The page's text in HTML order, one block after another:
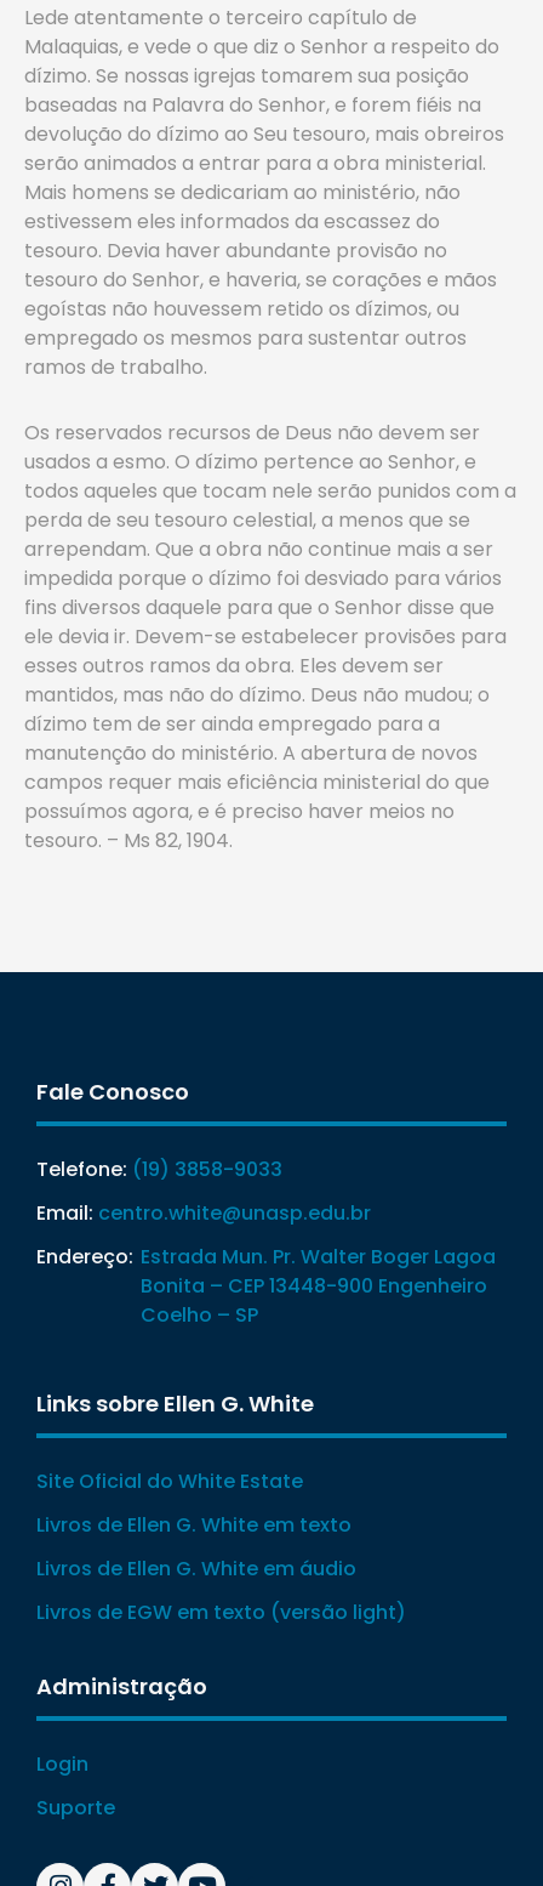
Lede atentamente o terceiro capítulo de
Malaquias, e vede o que diz o Senhor a respeito do
dízimo. Se nossas igrejas tomarem sua posição
baseadas na Palavra do Senhor, e forem fiéis na
devolução do dízimo ao Seu tesouro, mais obreiros
serão animados a entrar para a obra ministerial.
Mais homens se dedicariam ao ministério, não
estivessem eles informados da escassez do
tesouro. Devia haver abundante provisão no
tesouro do Senhor, e haveria, se corações e mãos
egoístas não houvessem retido os dízimos, ou
empregado os mesmos para sustentar outros
ramos de trabalho.
Os reservados recursos de Deus não devem ser
usados a esmo. O dízimo pertence ao Senhor, e
todos aqueles que tocam nele serão punidos com a
perda de seu tesouro celestial, a menos que se
arrependam. Que a obra não continue mais a ser
impedida porque o dízimo foi desviado para vários
fins diversos daquele para que o Senhor disse que
ele devia ir. Devem-se estabelecer provisões para
esses outros ramos da obra. Eles devem ser
mantidos, mas não do dízimo. Deus não mudou; o
dízimo tem de ser ainda empregado para a
manutenção do ministério. A abertura de novos
campos requer mais eficiência ministerial do que
possuímos agora, e é preciso haver meios no
tesouro. – Ms 82, 1904.
Fale Conosco
Telefone: (19) 3858-9033
Email: centro.white@unasp.edu.br
Endereço: Estrada Mun. Pr. Walter Boger Lagoa
Bonita – CEP 13448-900 Engenheiro
Coelho – SP
Links sobre Ellen G. White
Site Oficial do White Estate
Livros de Ellen G. White em texto
Livros de Ellen G. White em áudio
Livros de EGW em texto (versão light)
Administração
Login
Suporte